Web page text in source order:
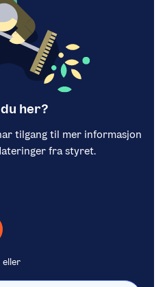
her?
tilgang til mer informasjon
fra styret.
eller